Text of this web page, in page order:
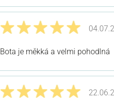
Bota je měkká a velmi pohodlná